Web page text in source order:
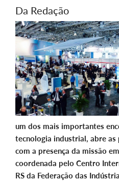
Da Redação
um dos mais importantes
tecnologia industrial, abre
com a presença da missão
coordenada pelo Centro
RS da Federação das